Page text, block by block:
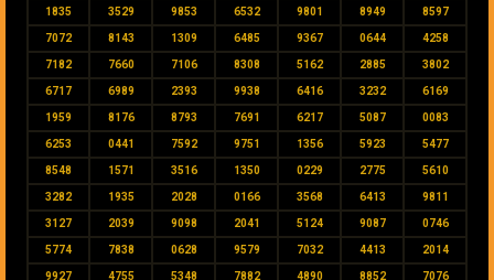
1835 3529 9853 6532 9801 8949 8597
7072 8143 1309 6485 9367 0644 4258
7182 7660 7106 8308 5162 2885 3802
6717 6989 2393 9938 6416 3232 6169
1959 8176 8793 7691 6217 5087 0083
6253 0441 7592 9751 1356 5923 5477
8548 1571 3516 1350 0229 2775 5610
3282 1935 2028 0166 3568 6413 9811
3127 2039 9098 2041 5124 9087 0746
5774 7838 0628 9579 7032 4413 2014
9927 4755 5348 7882 4890 8852 7076